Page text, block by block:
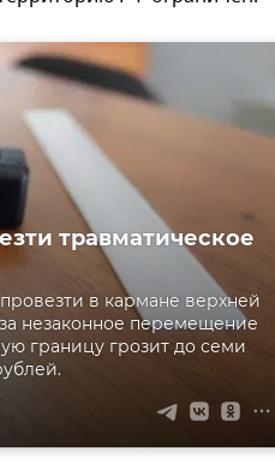
травматическое
в кармане верхней
незаконное перемещение
границу грозит до семи